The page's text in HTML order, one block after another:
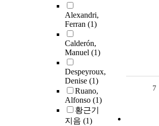
Alexandri,
Ferran (1)
Calderón,
Manuel (1)
Despeyroux,
Denise (1)
Ruano,
Alfonso (1)
황근기
지음 (1)
7